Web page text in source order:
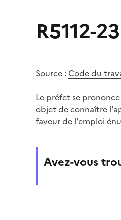
R5112-23
Source : Code du
Le préfet se
objet de connaître
faveur de l'emploi
Avez-vous